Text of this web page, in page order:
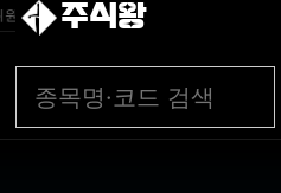
강원·TK경선…최민희·박선원·서미화·한민
주식왕